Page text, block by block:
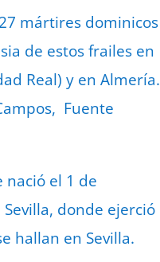
mártires dominicos
de estos frailes en
Real) y en Almería.
Fuente
nació el 1 de
donde ejerció
hallan en Sevilla.